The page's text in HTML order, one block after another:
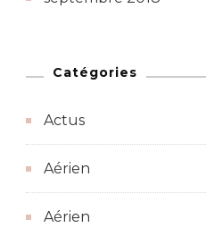
Catégories
Actus
Aérien
Aérien